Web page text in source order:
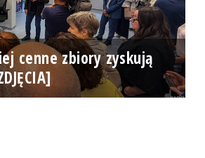
cenne zbiory zyskują